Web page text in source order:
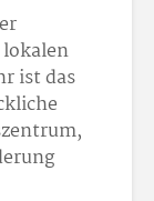
lokalen
ist das